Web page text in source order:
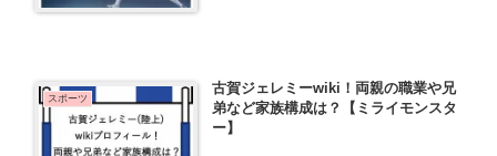
スポーツ
古賀ジェレミーwiki！両親の職業や兄
弟など家族構成は？【ミライモンスタ
ー】